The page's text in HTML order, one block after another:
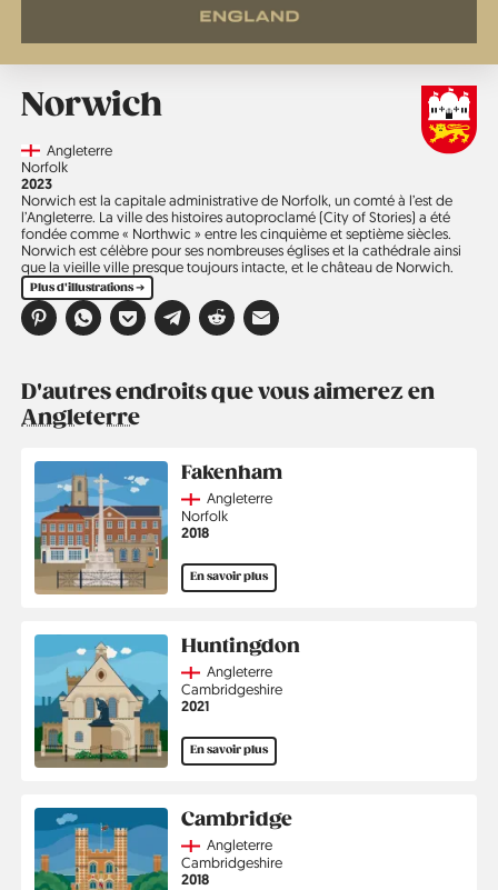
Norwich
CountryAngleterre
Région
Norfolk
Année
2023
Norwich est la capitale administrative de Norfolk, un comté à l’est de
l’Angleterre. La ville des histoires autoproclamé (City of Stories) a été
fondée comme « Northwic » entre les cinquième et septième siècles.
Norwich est célèbre pour ses nombreuses églises et la cathédrale ainsi
que la vieille ville presque toujours intacte, et le château de Norwich.
Plus d'illustrations ➔
D'autres endroits que vous aimerez en
Angleterre
Fakenham
CountryAngleterre
Région
Norfolk
Année
2018
En savoir plus
Huntingdon
CountryAngleterre
Région
Cambridgeshire
Année
2021
En savoir plus
Cambridge
CountryAngleterre
Région
Cambridgeshire
Année
2018